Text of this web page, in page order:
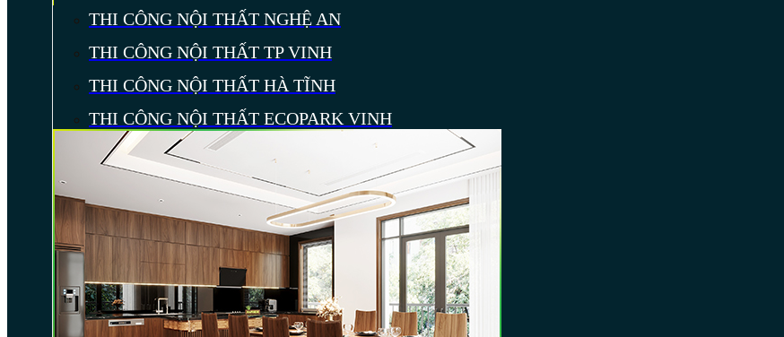
THI CÔNG NỘI THẤT NGHỆ AN
THI CÔNG NỘI THẤT TP VINH
THI CÔNG NỘI THẤT HÀ TĨNH
THI CÔNG NỘI THẤT ECOPARK VINH